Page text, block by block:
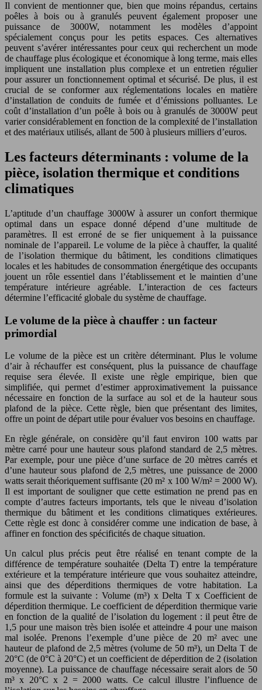
Il convient de mentionner que, bien que moins répandus, certains
poêles à bois ou à granulés peuvent également proposer une
puissance de 3000W, notamment les modèles d’appoint
spécialement conçus pour les petits espaces. Ces alternatives
peuvent s’avérer intéressantes pour ceux qui recherchent un mode
de chauffage plus écologique et économique à long terme, mais elles
impliquent une installation plus complexe et un entretien régulier
pour assurer un fonctionnement optimal et sécurisé. De plus, il est
crucial de se conformer aux réglementations locales en matière
d’installation de conduits de fumée et d’émissions polluantes. Le
coût d’installation d’un poêle à bois ou à granulés de 3000W peut
varier considérablement en fonction de la complexité de l’installation
et des matériaux utilisés, allant de 500 à plusieurs milliers d’euros.
Les facteurs déterminants : volume de la
pièce, isolation thermique et conditions
climatiques
L’aptitude d’un chauffage 3000W à assurer un confort thermique
optimal dans un espace donné dépend d’une multitude de
paramètres. Il est erroné de se fier uniquement à la puissance
nominale de l’appareil. Le volume de la pièce à chauffer, la qualité
de l’isolation thermique du bâtiment, les conditions climatiques
locales et les habitudes de consommation énergétique des occupants
jouent un rôle essentiel dans l’établissement et le maintien d’une
température intérieure agréable. L’interaction de ces facteurs
détermine l’efficacité globale du système de chauffage.
Le volume de la pièce à chauffer : un facteur
primordial
Le volume de la pièce est un critère déterminant. Plus le volume
d’air à réchauffer est conséquent, plus la puissance de chauffage
requise sera élevée. Il existe une règle empirique, bien que
simplifiée, qui permet d’estimer approximativement la puissance
nécessaire en fonction de la surface au sol et de la hauteur sous
plafond de la pièce. Cette règle, bien que présentant des limites,
offre un point de départ utile pour évaluer vos besoins en chauffage.
En règle générale, on considère qu’il faut environ 100 watts par
mètre carré pour une hauteur sous plafond standard de 2,5 mètres.
Par exemple, pour une pièce d’une surface de 20 mètres carrés et
d’une hauteur sous plafond de 2,5 mètres, une puissance de 2000
watts serait théoriquement suffisante (20 m² x 100 W/m² = 2000 W).
Il est important de souligner que cette estimation ne prend pas en
compte d’autres facteurs importants, tels que le niveau d’isolation
thermique du bâtiment et les conditions climatiques extérieures.
Cette règle est donc à considérer comme une indication de base, à
affiner en fonction des spécificités de chaque situation.
Un calcul plus précis peut être réalisé en tenant compte de la
différence de température souhaitée (Delta T) entre la température
extérieure et la température intérieure que vous souhaitez atteindre,
ainsi que des déperditions thermiques de votre habitation. La
formule est la suivante : Volume (m³) x Delta T x Coefficient de
déperdition thermique. Le coefficient de déperdition thermique varie
en fonction de la qualité de l’isolation du logement : il peut être de
1,5 pour une maison très bien isolée et atteindre 4 pour une maison
mal isolée. Prenons l’exemple d’une pièce de 20 m² avec une
hauteur de plafond de 2,5 mètres (volume de 50 m³), un Delta T de
20°C (de 0°C à 20°C) et un coefficient de déperdition de 2 (isolation
moyenne). La puissance de chauffage nécessaire serait alors de 50
m³ x 20°C x 2 = 2000 watts. Ce calcul illustre l’influence de